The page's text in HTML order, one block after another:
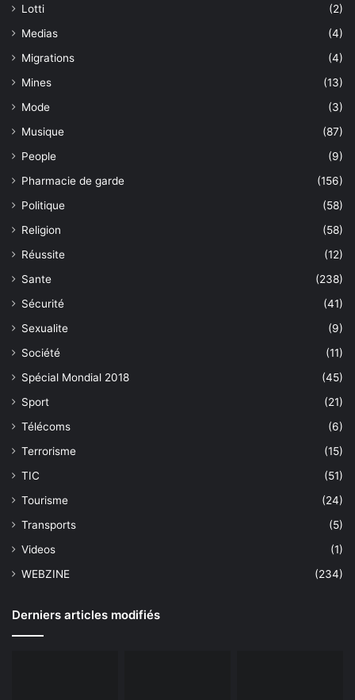
Lotti
(2)
Medias
(4)
Migrations
(4)
Mines
(13)
Mode
(3)
Musique
(87)
People
(9)
Pharmacie de garde
(156)
Politique
(58)
Religion
(58)
Réussite
(12)
Sante
(238)
Sécurité
(41)
Sexualite
(9)
Société
(11)
Spécial Mondial 2018
(45)
Sport
(21)
Télécoms
(6)
Terrorisme
(15)
TIC
(51)
Tourisme
(24)
Transports
(5)
Videos
(1)
WEBZINE
(234)
Derniers articles modifiés